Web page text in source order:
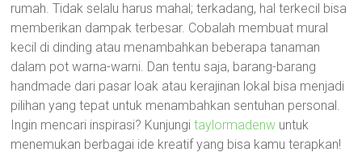
rumah. Tidak selalu harus mahal; terkadang, hal terkecil bisa
memberikan dampak terbesar. Cobalah membuat mural
kecil di dinding atau menambahkan beberapa tanaman
dalam pot warna-warni. Dan tentu saja, barang-barang
handmade dari pasar loak atau kerajinan lokal bisa menjadi
pilihan yang tepat untuk menambahkan sentuhan personal.
Ingin mencari inspirasi? Kunjungitaylormadenw untuk
menemukan berbagai ide kreatif yang bisa kamu terapkan!